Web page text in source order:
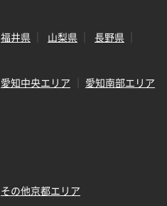
福井県 山梨県
長野県
愛知中央エリア
愛知南部エリア
その他京都エリア